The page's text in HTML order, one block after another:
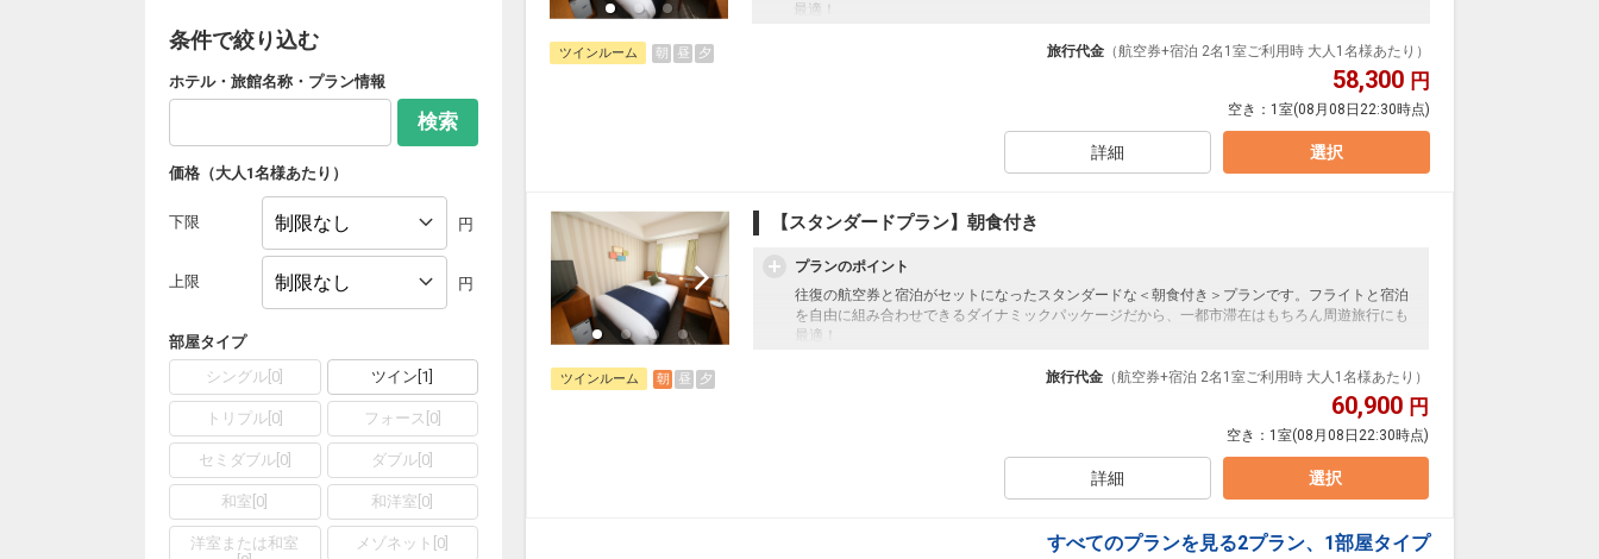
条件で絞り込む
ホテル・旅館名称・プラン情報
検索
価格（大人1名様あたり）
下限 円
上限 円
部屋タイプ
シングル 0 ツイン 1
トリプル 0 フォース 0]
セミダブル[ 0] ダブル 0
和室 0 和洋室 0
洋室または和室
メゾネット 0
最適！
フライトは、安心のJAL（またはJALグループ）確約！フライトマイル50%貯まります。
オプションでレンタカーや現地交通・体験プランなどの追加（同時予約）が可能なプランもござ
ツインルーム 朝 昼 夕 旅行代金 （航空券+宿泊 2名1室ご利用時 大人1名様あたり）
58,300 円
空き： 1室(08月08日22:30時点)
詳細 選択
【スタンダードプラン】朝食付き
プランのポイント
往復の航空券と宿泊がセットになったスタンダードな＜朝食付き＞プランです。フライトと宿泊
を自由に組み合わせできるダイナミックパッケージだから、一都市滞在はもちろん周遊旅行にも
最適！
フライトは、安心のJAL（またはJALグループ）確約！フライトマイル50%貯まります。
オプションでレンタカーや現地交通・体験プランなどの追加（同時予約）が可能なプランもござ
ツインルーム 朝 昼 夕 旅行代金 （航空券+宿泊 2名1室ご利用時 大人1名様あたり）
60,900 円
空き： 1室(08月08日22:30時点)
詳細 選択
すべてのプランを見る2プラン、1部屋タイプ